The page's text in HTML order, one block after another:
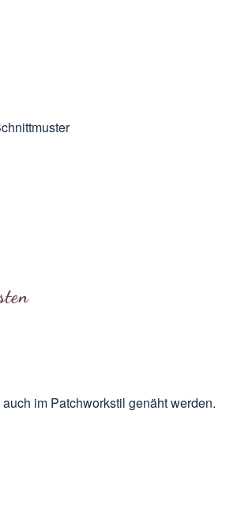
im Patchworkstil genäht werden.